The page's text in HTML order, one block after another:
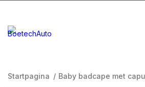
Startpagina / Baby badcape met